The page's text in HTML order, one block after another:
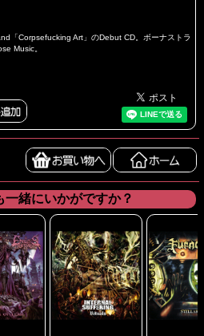
「Corpsefucking Art」のDebut CD。ボーナストラ
Music。
一緒にいかがですか？